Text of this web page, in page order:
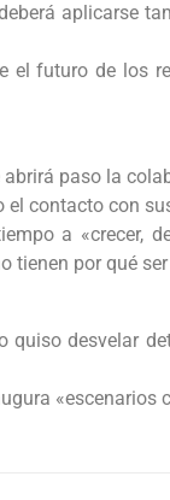
aplicarse
el futuro de los
abrirá paso la
el contacto con
a «crecer,
tienen por qué
quiso desvelar
«escenarios